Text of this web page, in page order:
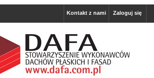
Zaloguj się
Kontakt z nami